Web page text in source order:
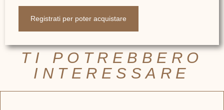
Registrati per poter acquistare
TI POTREBBERO
INTERESSARE